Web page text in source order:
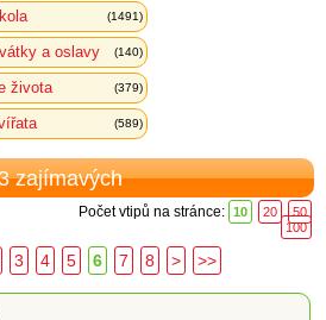
(1491)
a oslavy (140)
života (379)
(589)
zajímavých
Počet vtipů na stránce: 10 20
50
100
3 4 5 6 7 8 > >>